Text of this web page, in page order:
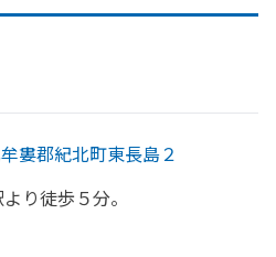
婁郡紀北町東長島２
り徒歩５分。